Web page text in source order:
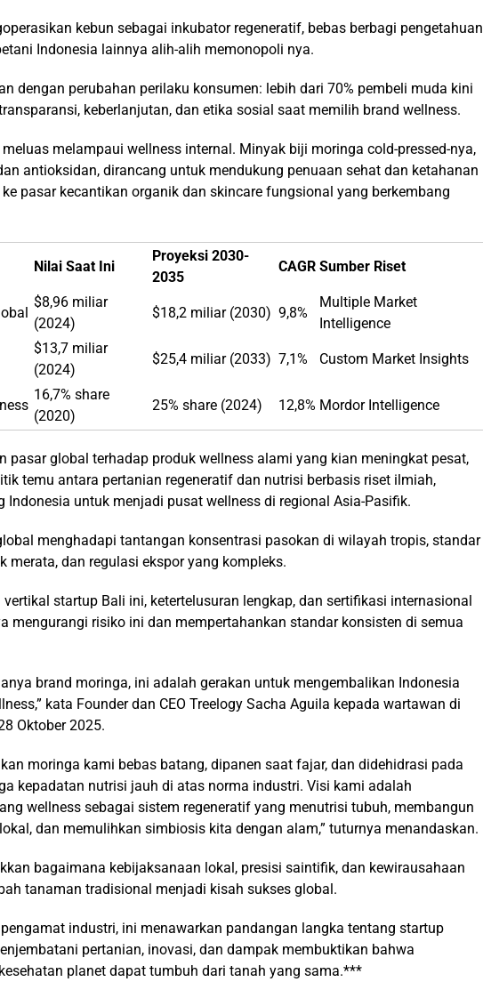
kebun sebagai inkubator regeneratif, bebas berbagi pengetahuan
Indonesia lainnya alih-alih memonopoli nya.
dengan perubahan perilaku konsumen: lebih dari 70% pembeli muda kini
keberlanjutan, dan etika sosial saat memilih brand wellness.
melampaui wellness internal. Minyak biji moringa cold-pressed-nya,
antioksidan, dirancang untuk mendukung penuaan sehat dan ketahanan
pasar kecantikan organik dan skincare fungsional yang berkembang
Nilai Saat Ini
Proyeksi 2030-
2035
CAGR Sumber Riset
$8,96 miliar
(2024)
$18,2 miliar (2030) 9,8%
Multiple Market
Intelligence
$13,7 miliar
(2024)
$25,4 miliar (2033) 7,1% Custom Market Insights
16,7% share
(2020)
25% share (2024) 12,8% Mordor Intelligence
pasar global terhadap produk wellness alami yang kian meningkat pesat,
temu antara pertanian regeneratif dan nutrisi berbasis riset ilmiah,
Indonesia untuk menjadi pusat wellness di regional Asia-Pasifik.
menghadapi tantangan konsentrasi pasokan di wilayah tropis, standar
merata, dan regulasi ekspor yang kompleks.
startup Bali ini, ketertelusuran lengkap, dan sertifikasi internasional
mengurangi risiko ini dan mempertahankan standar konsisten di semua
brand moringa, ini adalah gerakan untuk mengembalikan Indonesia
kata Founder dan CEO Treelogy Sacha Aguila kepada wartawan di
Oktober 2025.
moringa kami bebas batang, dipanen saat fajar, dan didehidrasi pada
kepadatan nutrisi jauh di atas norma industri. Visi kami adalah
wellness sebagai sistem regeneratif yang menutrisi tubuh, membangun
dan memulihkan simbiosis kita dengan alam,” tuturnya menandaskan.
bagaimana kebijaksanaan lokal, presisi saintifik, dan kewirausahaan
tanaman tradisional menjadi kisah sukses global.
industri, ini menawarkan pandangan langka tentang startup
pertanian, inovasi, dan dampak membuktikan bahwa
planet dapat tumbuh dari tanah yang sama.***